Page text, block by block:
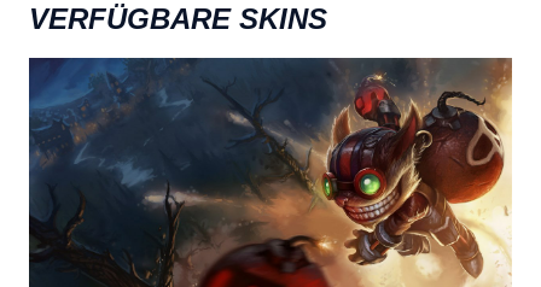
VERFÜGBARE SKINS